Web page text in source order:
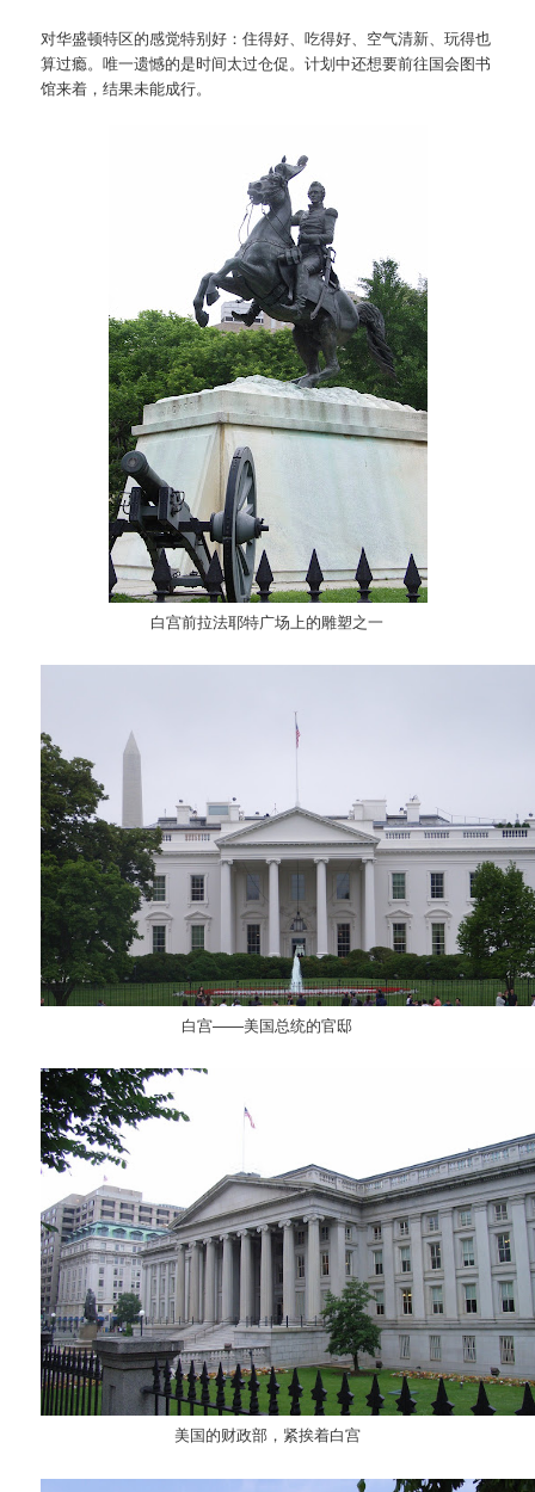
对华盛顿特区的感觉特别好：住得好、吃得好、空气清新、玩得也
算过瘾。唯一遗憾的是时间太过仓促。计划中还想要前往国会图书
馆来着，结果未能成行。
白宫前拉法耶特广场上的雕塑之一
白宫——美国总统的官邸
美国的财政部，紧挨着白宫